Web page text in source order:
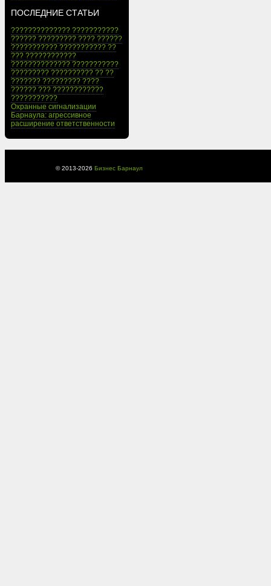
ПОСЛЕДНИЕ СТАТЬИ
?????????????? ???????????
?????? ????????? ???? ??????
??????????? ??????????? ??
??? ????????????
?????????????? ???????????
????????? ?????????? ?? ??
??????? ????????? ????
?????? ??? ????????????
???????????
Охранные сигнализации
Барнаула: агрессивное
расширение ответственности
© 2013-2026 Бизнес Барнаул